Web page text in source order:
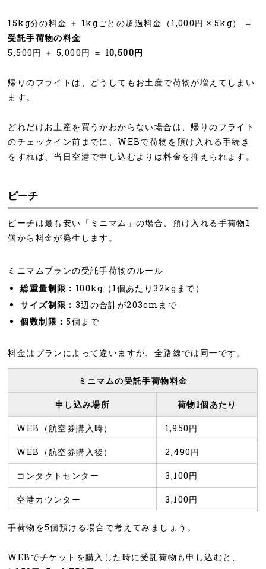
15kg分の料金 ＋ 1kgごとの超過料金（1,000円 × 5kg） ＝
受託手荷物の料金
5,500円 ＋ 5,000円 ＝ 10,500円
帰りのフライトは、どうしてもお土産で荷物が増えてしまい
ます。
どれだけお土産を買うかわからない場合は、帰りのフライト
のチェックイン前までに、WEBで荷物を預け入れる手続き
をすれば、当日空港で申し込むよりは料金を抑えられます。
ピーチ
ピーチは最も安い「ミニマム」の場合、預け入れる手荷物1
個から料金が発生します。
ミニマムプランの受託手荷物のルール
総重量制限： 100kg（1個あたり32kgまで）
サイズ制限： 3辺の合計が203cmまで
個数制限：5個まで
料金はプランによって違いますが、全路線では同一です。
ミニマムの受託手荷物料金
申し込み場所 荷物1個あたり
WEB（航空券購入時） 1,950円
WEB（航空券購入後） 2,490円
コンタクトセンター 3,100円
空港カウンター 3,100円
手荷物を5個預ける場合で考えてみましょう。
WEBでチケットを購入した時に受託荷物も申し込むと、